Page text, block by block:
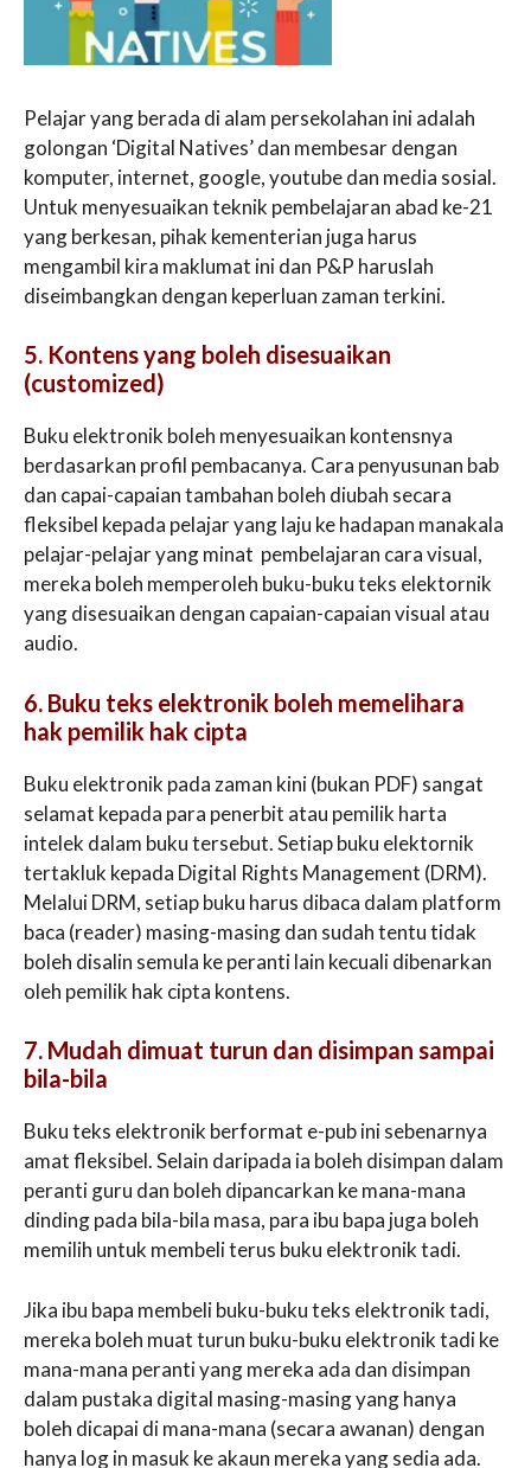
Pelajar yang berada di alam persekolahan ini adalah
golongan ‘Digital Natives’ dan membesar dengan
komputer, internet, google, youtube dan media sosial.
Untuk menyesuaikan teknik pembelajaran abad ke-21
yang berkesan, pihak kementerian juga harus
mengambil kira maklumat ini dan P&P haruslah
diseimbangkan dengan keperluan zaman terkini.
5. Kontens yang boleh disesuaikan
(customized)
Buku elektronik boleh menyesuaikan kontensnya
berdasarkan profil pembacanya. Cara penyusunan bab
dan capai-capaian tambahan boleh diubah secara
fleksibel kepada pelajar yang laju ke hadapan manakala
pelajar-pelajar yang minat pembelajaran cara visual,
mereka boleh memperoleh buku-buku teks elektornik
yang disesuaikan dengan capaian-capaian visual atau
audio.
6. Buku teks elektronik boleh memelihara
hak pemilik hak cipta
Buku elektronik pada zaman kini (bukan PDF) sangat
selamat kepada para penerbit atau pemilik harta
intelek dalam buku tersebut. Setiap buku elektornik
tertakluk kepada Digital Rights Management (DRM).
Melalui DRM, setiap buku harus dibaca dalam platform
baca (reader) masing-masing dan sudah tentu tidak
boleh disalin semula ke peranti lain kecuali dibenarkan
oleh pemilik hak cipta kontens.
7. Mudah dimuat turun dan disimpan sampai
bila-bila
Buku teks elektronik berformat e-pub ini sebenarnya
amat fleksibel. Selain daripada ia boleh disimpan dalam
peranti guru dan boleh dipancarkan ke mana-mana
dinding pada bila-bila masa, para ibu bapa juga boleh
memilih untuk membeli terus buku elektronik tadi.
Jika ibu bapa membeli buku-buku teks elektronik tadi,
mereka boleh muat turun buku-buku elektronik tadi ke
mana-mana peranti yang mereka ada dan disimpan
dalam pustaka digital masing-masing yang hanya
boleh dicapai di mana-mana (secara awanan) dengan
hanya log in masuk ke akaun mereka yang sedia ada.